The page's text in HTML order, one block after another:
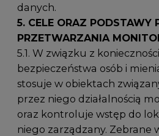
danych.
5. CELE ORAZ PODSTAWY
PRZETWARZANIA
5.1. W związku z
bezpieczeństwa osób i
stosuje w obiektach
przez niego działalnością
oraz kontroluje wstęp do
niego zarządzany. Zebrane